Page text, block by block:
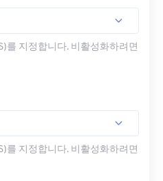
를 지정합니다. 비활성화하려면
를 지정합니다. 비활성화하려면